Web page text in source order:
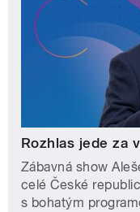
Rozhlas jede za
Zábavná show
celé České
s bohatým